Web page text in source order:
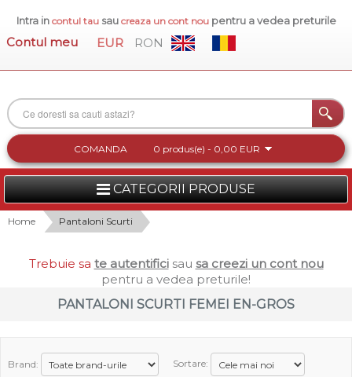
Intra in contul tausau creaza un cont nou pentru a vedea preturile
Contul meu EUR RON
COMANDA 0 produs(e) - 0,00 EUR
CATEGORII PRODUSE
FEMEI
INCALTAMINTE DAMA
COLECTIA NOUA
Home Pantaloni Scurti
Trebuie sa te autentificisau sa creezi un cont nou
pentru a vedea preturile!
PANTALONI SCURTI FEMEI EN-GROS
Brand: Sortare: